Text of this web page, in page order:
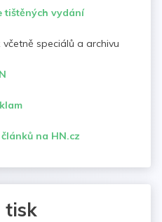
tištěných vydání
včetně speciálů a archivu
na HN.cz
tisk